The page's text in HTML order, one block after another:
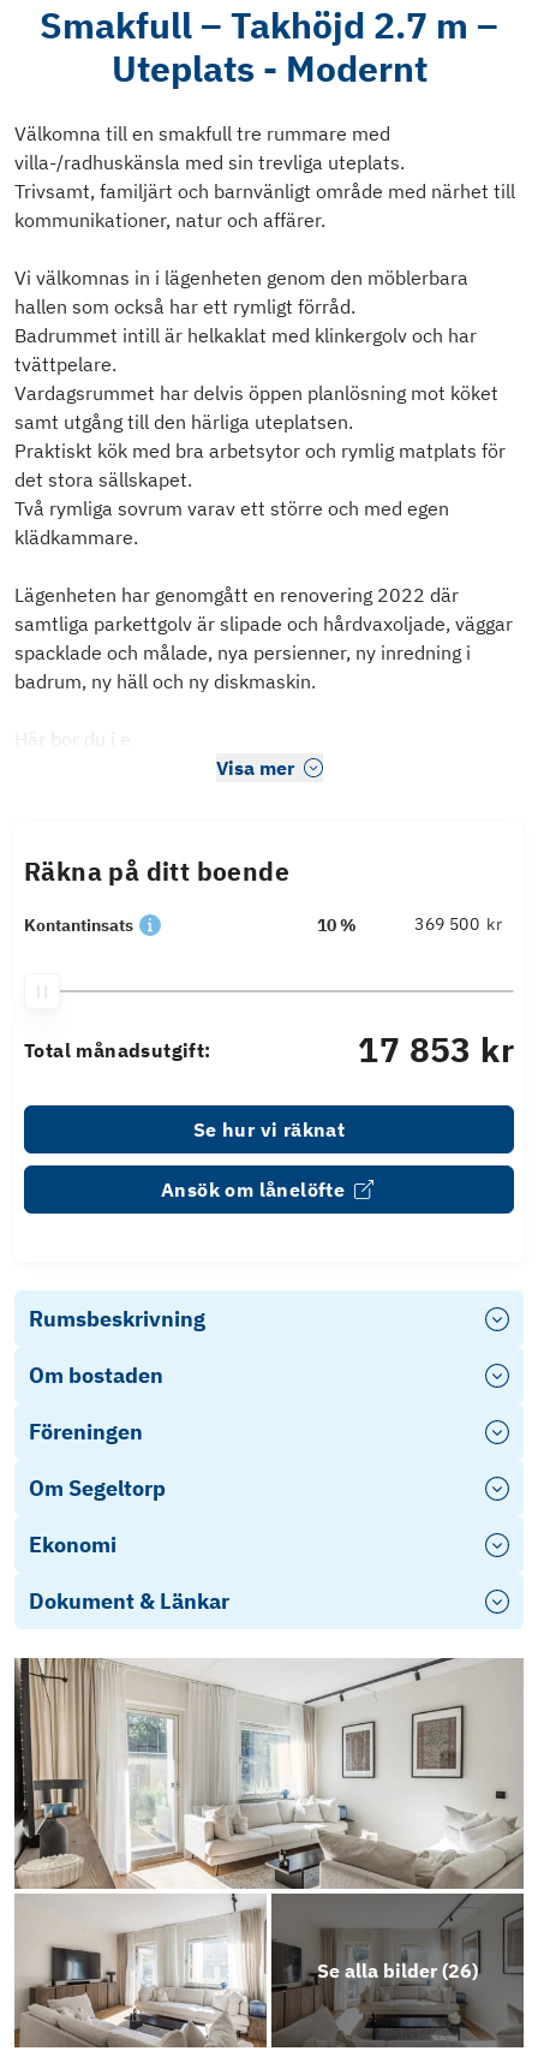
Smakfull – Takhöjd 2.7 m –
Uteplats - Modernt
Välkomna till en smakfull tre rummare med
villa-/radhuskänsla med sin trevliga uteplats.
Trivsamt, familjärt och barnvänligt område med närhet till
kommunikationer, natur och affärer.
Vi välkomnas in i lägenheten genom den möblerbara
hallen som också har ett rymligt förråd.
Badrummet intill är helkaklat med klinkergolv och har
tvättpelare.
Vardagsrummet har delvis öppen planlösning mot köket
samt utgång till den härliga uteplatsen.
Praktiskt kök med bra arbetsytor och rymlig matplats för
det stora sällskapet.
Två rymliga sovrum varav ett större och med egen
klädkammare.
Lägenheten har genomgått en renovering 2022 där
samtliga parkettgolv är slipade och hårdvaxoljade, väggar
spacklade och målade, nya persienner, ny inredning i
badrum, ny häll och ny diskmaskin.
Här bor du i e
Visa mer
Räkna på ditt boende
Kontantinsats 10 % kr
Total månadsutgift: 17 853 kr
Se hur vi räknat
Ansök om lånelöfte
Rumsbeskrivning
Om bostaden
Föreningen
Om Segeltorp
Ekonomi
Dokument & Länkar
Energideklaration
Energideklaration - Visirvägen 8
Stadgar
Årsredovisning 2024-2025
Energideklaration - Visirvagen 10
Se alla bilder (26)